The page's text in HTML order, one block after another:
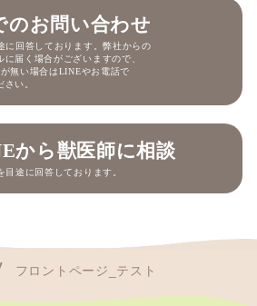
のお問い合わせ
に回答しております。弊社からの
に届く場合がございますので、
無い場合はLINEやお電話で
さい。
から獣医師に相談
目途に回答しております。
フロントページ_テスト